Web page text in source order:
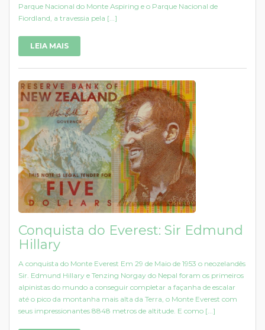
Parque Nacional do Monte Aspiring e o Parque Nacional de
Fiordland, a travessia pela [...]
LEIA MAIS
Conquista do Everest: Sir Edmund
Hillary
A conquista do Monte Everest Em 29 de Maio de 1953 o neozelandês
Sir. Edmund Hillary e Tenzing Norgay do Nepal foram os primeiros
alpinistas do mundo a conseguir completar a façanha de escalar
até o pico da montanha mais alta da Terra, o Monte Everest com
seus impressionantes 8848 metros de altitude. E como [...]